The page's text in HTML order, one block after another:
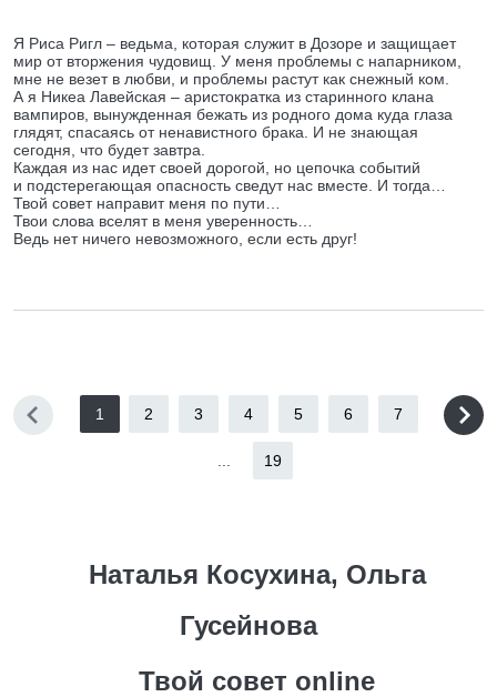
Я Риса Ригл – ведьма, которая служит в Дозоре и защищает
мир от вторжения чудовищ. У меня проблемы с напарником,
мне не везет в любви, и проблемы растут как снежный ком.
А я Никеа Лавейская – аристократка из старинного клана
вампиров, вынужденная бежать из родного дома куда глаза
глядят, спасаясь от ненавистного брака. И не знающая
сегодня, что будет завтра.
Каждая из нас идет своей дорогой, но цепочка событий
и подстерегающая опасность сведут нас вместе. И тогда…
Твой совет направит меня по пути…
Твои слова вселят в меня уверенность…
Ведь нет ничего невозможного, если есть друг!
1 2 3 4 5 6 7
19
Наталья Косухина, Ольга
Гусейнова
Твой совет online